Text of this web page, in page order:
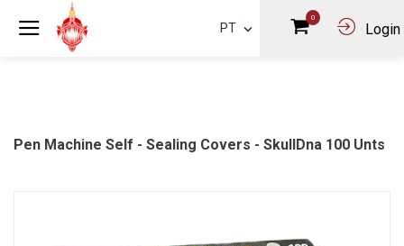
PT
0
Login
Pen Machine Self - Sealing Covers - SkullDna 100 Unts